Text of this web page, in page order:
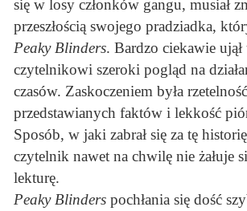
się w losy członków gangu, musiał
przeszłością swojego pradziadka,
Peaky Blinders. Bardzo ciekawie ujął
czytelnikowi szeroki pogląd na
czasów. Zaskoczeniem była rzetelność
przedstawianych faktów i lekkość
Sposób, w jaki zabrał się za tę
czytelnik nawet na chwilę nie żałuje
lekturę.
Peaky Blinderspochłania się dość